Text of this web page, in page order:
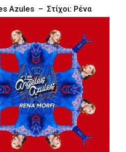
Azules – Στίχοι: Ρένα